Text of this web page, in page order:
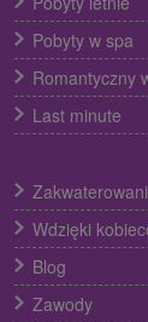
Pobyty w spa
Romantyczny
Last minute
Wdzięki
Blog
Zawody